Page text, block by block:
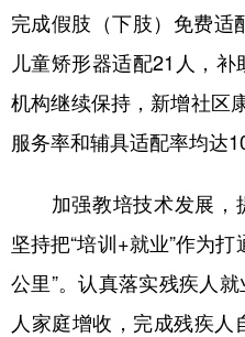
完成假肢（下肢）免费适
儿童矫形器适配21人，
机构继续保持，新增社区
服务率和辅具适配率均达
加强教培技术发展，
坚持把“培训+就业”作为
公里”。认真落实残疾人
人家庭增收，完成残疾